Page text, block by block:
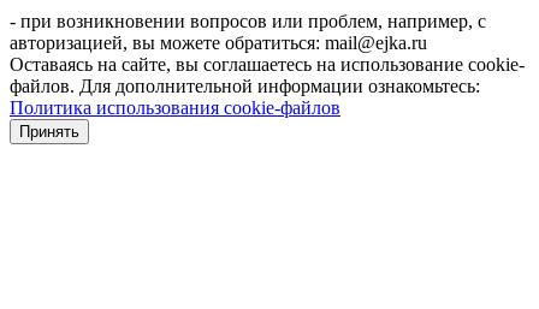
- при возникновении вопросов или проблем, например, с
авторизацией, вы можете обратиться: mail@ejka.ru
Оставаясь на сайте, вы соглашаетесь на использование cookie-
файлов. Для дополнительной информации ознакомьтесь:
Политика использования cookie-файлов
Принять